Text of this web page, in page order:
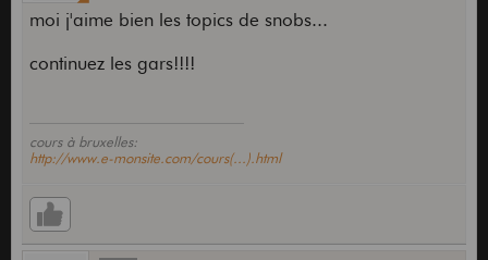
moi j'aime bien les topics de snobs...
continuez les gars!!!!
cours à bruxelles:
http://www.e-monsite.com/cours(...).html